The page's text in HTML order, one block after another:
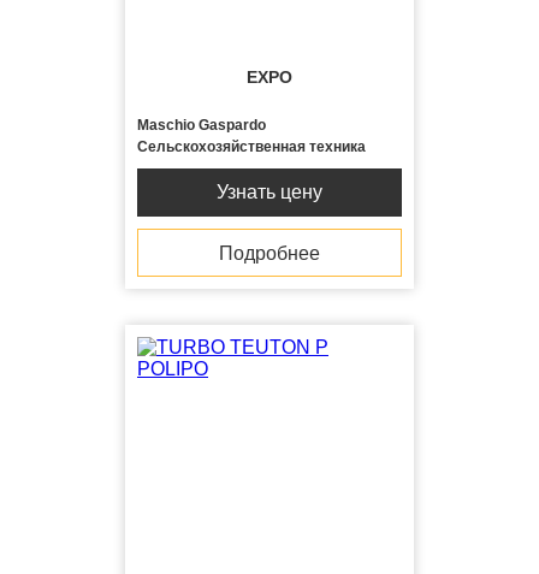
EXPO
Maschio Gaspardo
Сельскохозяйственная техника
Узнать цену
Подробнее